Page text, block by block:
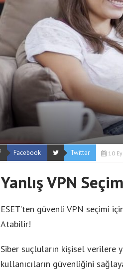
Facebook Twitter 10
Yanlış VPN
ESET’ten güvenli VPN seçimi
Atabilir!
Siber suçluların kişisel verilere
kullanıcıların güvenliğini